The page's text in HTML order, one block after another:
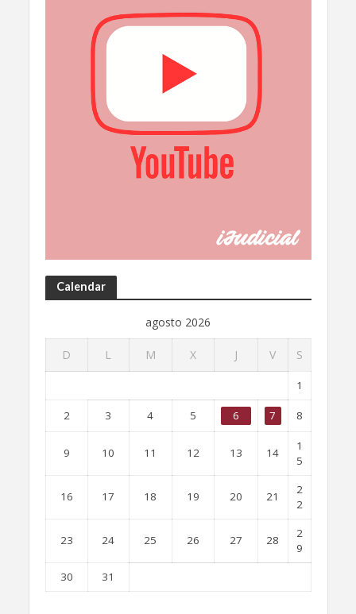
Calendar
agosto 2026
D L M X J V S
1
2 3 4 5 6 7 8
9 10 11 12 13 14
1
5
16 17 18 19 20 21
2
2
23 24 25 26 27 28
2
9
30
31